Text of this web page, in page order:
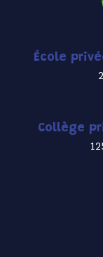
École
Collège